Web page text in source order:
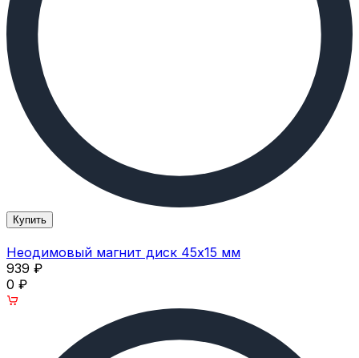
Купить
Неодимовый магнит диск 45х15 мм
939 ₽
0 ₽